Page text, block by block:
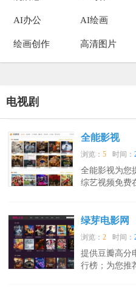
AI办公 AI绘画
绘画创作 高清图片
电视剧
全能影视
浏览：5 时间：
全能影视为您
综艺视频免费
绿芽电影网
浏览：2 时间：
提供豆瓣高分
行榜；为您推